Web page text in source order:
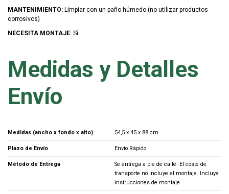
MANTENIMIENTO: Limpiar con un paño húmedo (no utilizar productos
corrosivos)
NECESITA MONTAJE: Sí.
Medidas y Detalles
Envío
Medidas (ancho x fondo x alto) 54,5 x 45 x 88 cm.
Plazo de Envío Envío Rápido
Método de Entrega
Se entrega a pie de calle. El coste de
transporte no incluye el montaje. Incluye
instrucciones de montaje.